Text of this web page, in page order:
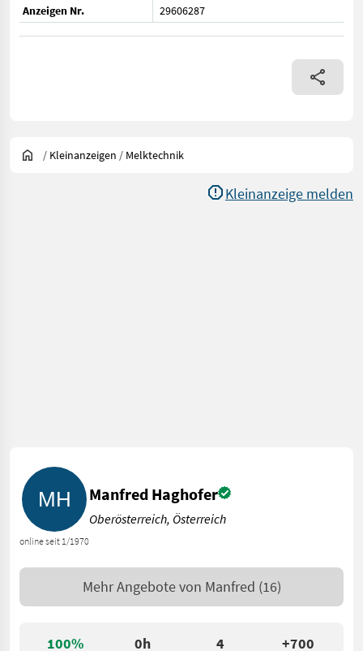
Anzeigen Nr.
29606287
/ Kleinanzeigen / Melktechnik
Kleinanzeige melden
100% 0h 4 +700
online seit 1/1970
Manfred Haghofer
Oberösterreich, Österreich
Mehr Angebote von Manfred (16)